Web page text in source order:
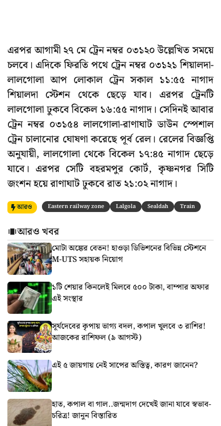
এরপর আগামী ২৭ মে ট্রেন নম্বর ০৩১২০ উল্লেখিত সময়ে
চলবে। এদিকে ফিরতি পথে ট্রেন নম্বর ০৩১২১ শিয়ালদা-
লালগোলা আপ লোকাল ট্রেন সকাল ১১:৫৫ নাগাদ
শিয়ালদা স্টেশন থেকে ছেড়ে যাব। এরপর ট্রেনটি
লালগোলা ঢুকবে বিকেল ১৬:৫৫ নাগাদ। সেদিনই আবার
ট্রেন নম্বর ০৩১৫৪ লালগোলা-রাণাঘাট ডাউন স্পেশাল
ট্রেন চালানোর ঘোষণা করেছে পূর্ব রেল। রেলের বিজ্ঞপ্তি
অনুযায়ী, লালগোলা থেকে বিকেল ১৭:৪৫ নাগাদ ছেড়ে
যাবে। এরপর সেটি বহরমপুর কোর্ট, কৃষ্ণনগর সিটি
জংশন হয়ে রাণাঘাট ঢুকবে রাত ২১:০২ নাগাদ।
আরও Eastern railway zone Lalgola Sealdah Train
আরও খবর
মোটা অঙ্কের বেতন! হাওড়া ডিভিশনের বিভিন্ন স্টেশনে
M-UTS সহায়ক নিয়োগ
১টি শেয়ার কিনলেই মিলবে ৫০০ টাকা, বাম্পার অফার
এই সংস্থার
সূর্যদেবের কৃপায় ভাগ্য বদল, কপাল খুলবে ৩ রাশির!
আজকের রাশিফল (৯ আগস্ট)
এই ৫ জায়গায় নেই সাপের অস্তিত্ব, কারণ জানেন?
হাত, কপাল বা গাল..জন্মদাগ দেখেই জানা যাবে স্বভাব-
চরিত্র! জানুন বিস্তারিত